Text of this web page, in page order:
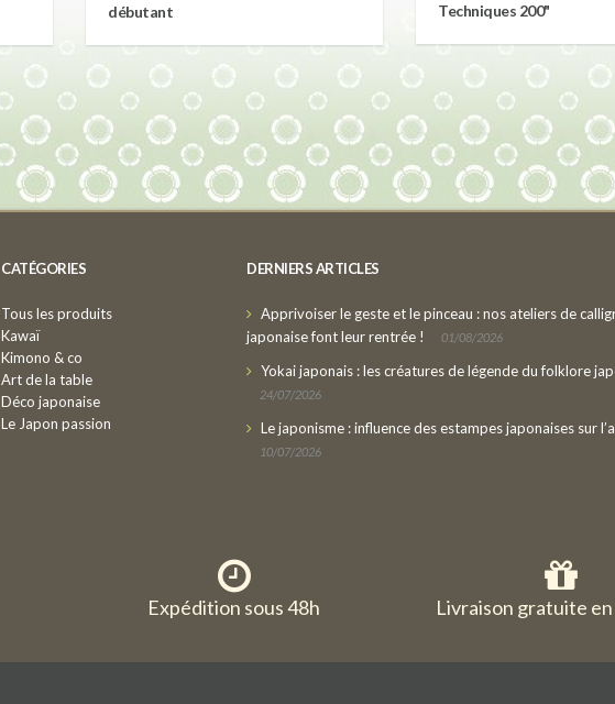
débutant
Techniques 200"
CATÉGORIES
Tous les produits
Kawaï
Kimono & co
Art de la table
Déco japonaise
Le Japon passion
DERNIERS ARTICLES
Apprivoiser le geste et le pinceau : nos ateliers de
japonaise font leur rentrée !
01/08/2026
Yokai japonais : les créatures de légende du folklore
24/07/2026
Le japonisme : influence des estampes japonaises sur
10/07/2026
Expédition sous 48h Livraison gratuite en